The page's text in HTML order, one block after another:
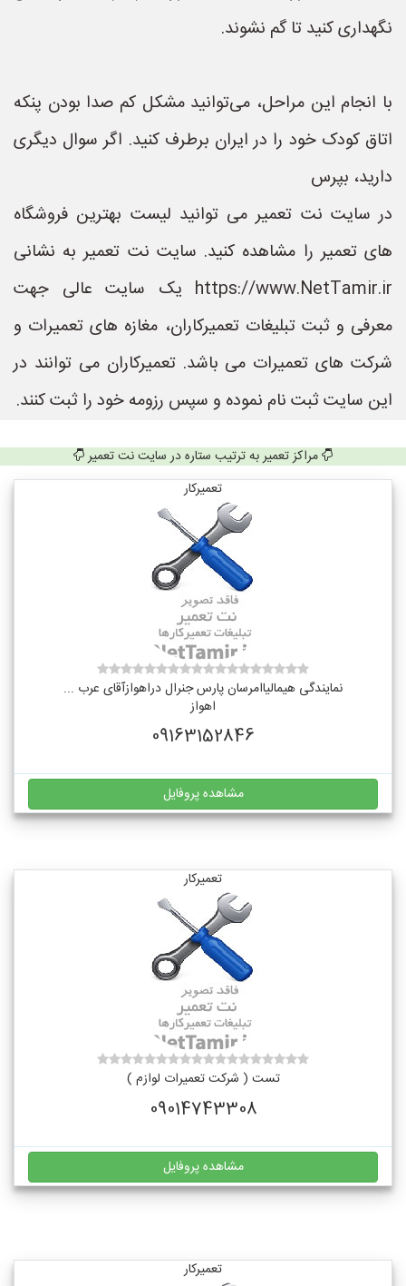
نگهداری کنید تا گم نشوند.
با انجام این مراحل، می‌توانید مشکل کم صدا بودن پنکه
اتاق کودک خود را در ایران برطرف کنید. اگر سوال دیگری
دارید، بپرس
در سایت نت تعمیر می توانید لیست بهترین فروشگاه
های تعمیر را مشاهده کنید. سایت نت تعمیر به نشانی
https://www.NetTamir.ir یک سایت عالی جهت
معرفی و ثبت تبلیغات تعمیرکاران، مغازه های تعمیرات و
شرکت های تعمیرات می باشد. تعمیرکاران می توانند در
این سایت ثبت نام نموده و سپس رزومه خود را ثبت کنند.
مراکز تعمیر به ترتیب ستاره در سایت نت تعمیر
تعمیرکار
نمایندگی هیمالیاامرسان پارس جنرال دراهوازآقای عرب ...
اهواز
09163152846
مشاهده پروفایل
تعمیرکار
تست ( شرکت تعمیرات لوازم )
09014743308
مشاهده پروفایل
تعمیرکار